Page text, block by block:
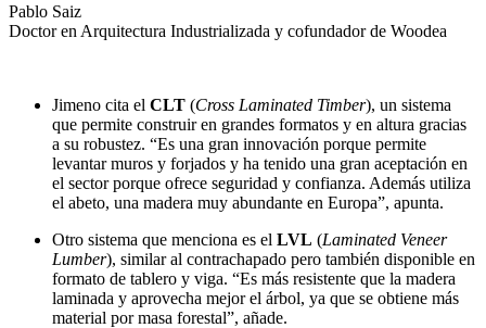
Pablo Saiz
Doctor en Arquitectura Industrializada y cofundador de Woodea
Jimeno cita el CLT (Cross Laminated Timber), un sistema
que permite construir en grandes formatos y en altura gracias
a su robustez. “Es una gran innovación porque permite
levantar muros y forjados y ha tenido una gran aceptación en
el sector porque ofrece seguridad y confianza. Además utiliza
el abeto, una madera muy abundante en Europa”, apunta.
Otro sistema que menciona es el LVL (Laminated Veneer
Lumber), similar al contrachapado pero también disponible en
formato de tablero y viga. “Es más resistente que la madera
laminada y aprovecha mejor el árbol, ya que se obtiene más
material por masa forestal”, añade.